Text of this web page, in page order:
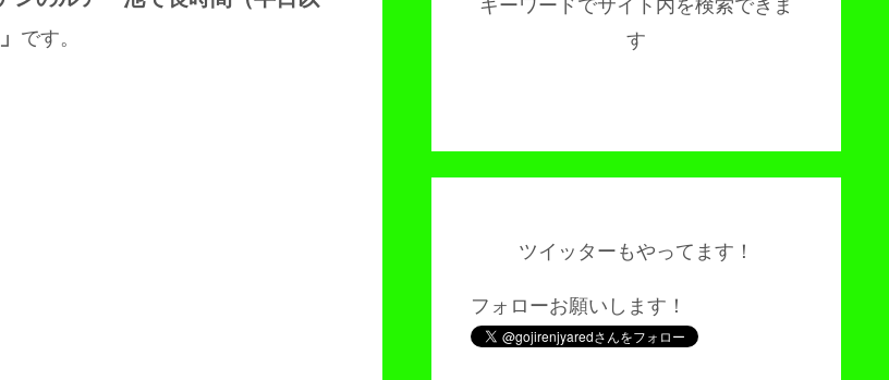
です。
キーワードでサイト内を検索できま
す
ツイッターもやってます！
フォローお願いします！